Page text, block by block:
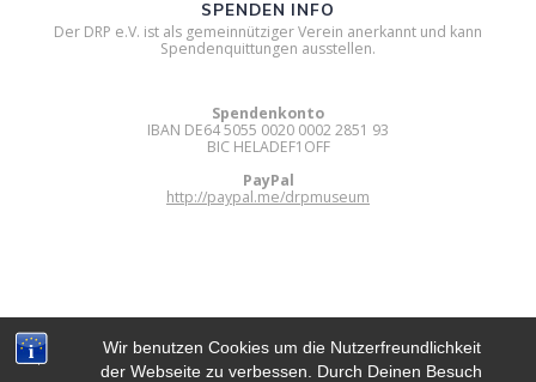
Wir benutzen Cookies um die Nutzerfreundlichkeit
der Webseite zu verbessen. Durch Deinen Besuch
DIGITAL RETRO PARK E.V.
SPENDEN INFO
Der DRP e.V. ist als gemeinnütziger Verein anerkannt und kann
Spendenquittungen ausstellen.
Spendenkonto
IBAN DE64 5055 0020 0002 2851 93
BIC HELADEF1OFF
PayPal
http://paypal.me/drpmuseum